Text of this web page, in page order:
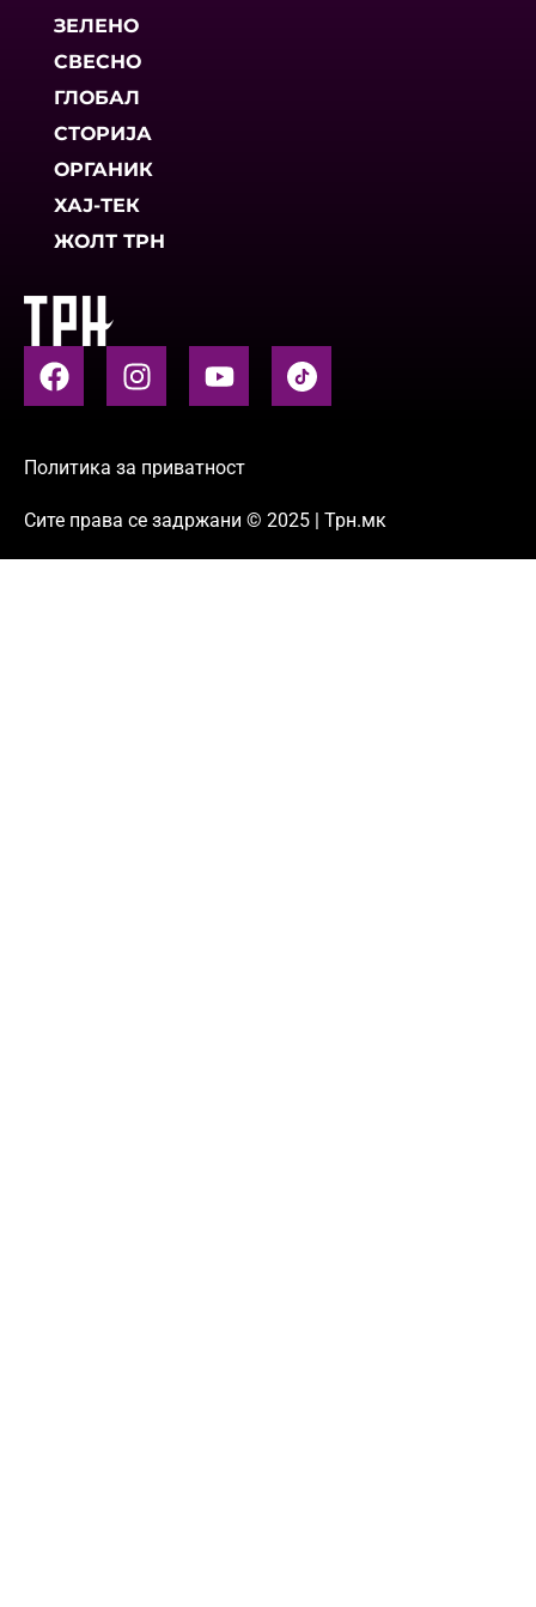
ЗЕЛЕНО
СВЕСНО
ГЛОБАЛ
СТОРИЈА
ОРГАНИК
ХАЈ-ТЕК
ЖОЛТ ТРН
Политика за приватност
Сите права се задржани © 2025 | Трн.мк